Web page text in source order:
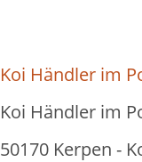
Koi Händler im
Koi Händler im
50170 Kerpen -